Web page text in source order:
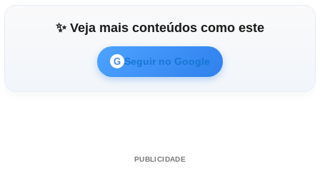
✨ Veja mais conteúdos como este
G Seguir no Google
PUBLICIDADE